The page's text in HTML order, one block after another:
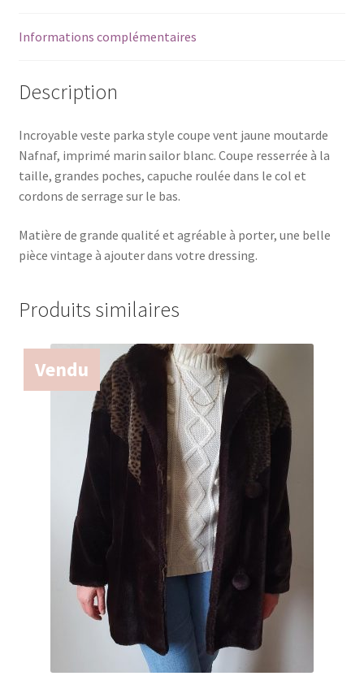
Informations complémentaires
Description
Incroyable veste parka style coupe vent jaune moutarde
Nafnaf, imprimé marin sailor blanc. Coupe resserrée à la
taille, grandes poches, capuche roulée dans le col et
cordons de serrage sur le bas.
Matière de grande qualité et agréable à porter, une belle
pièce vintage à ajouter dans votre dressing.
Produits similaires
Vendu